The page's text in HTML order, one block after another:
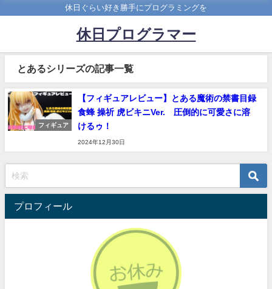
休日ぐらい好き勝手にプログラミングを
休日プログラマー
とあるシリーズの記事一覧
フィギュア
【フィギュアレビュー】とある魔術の禁書目録
食蜂 操祈 虎ビキニVer. 圧倒的に可愛さに溶
けるゥ！
2024年12月30日
プロフィール